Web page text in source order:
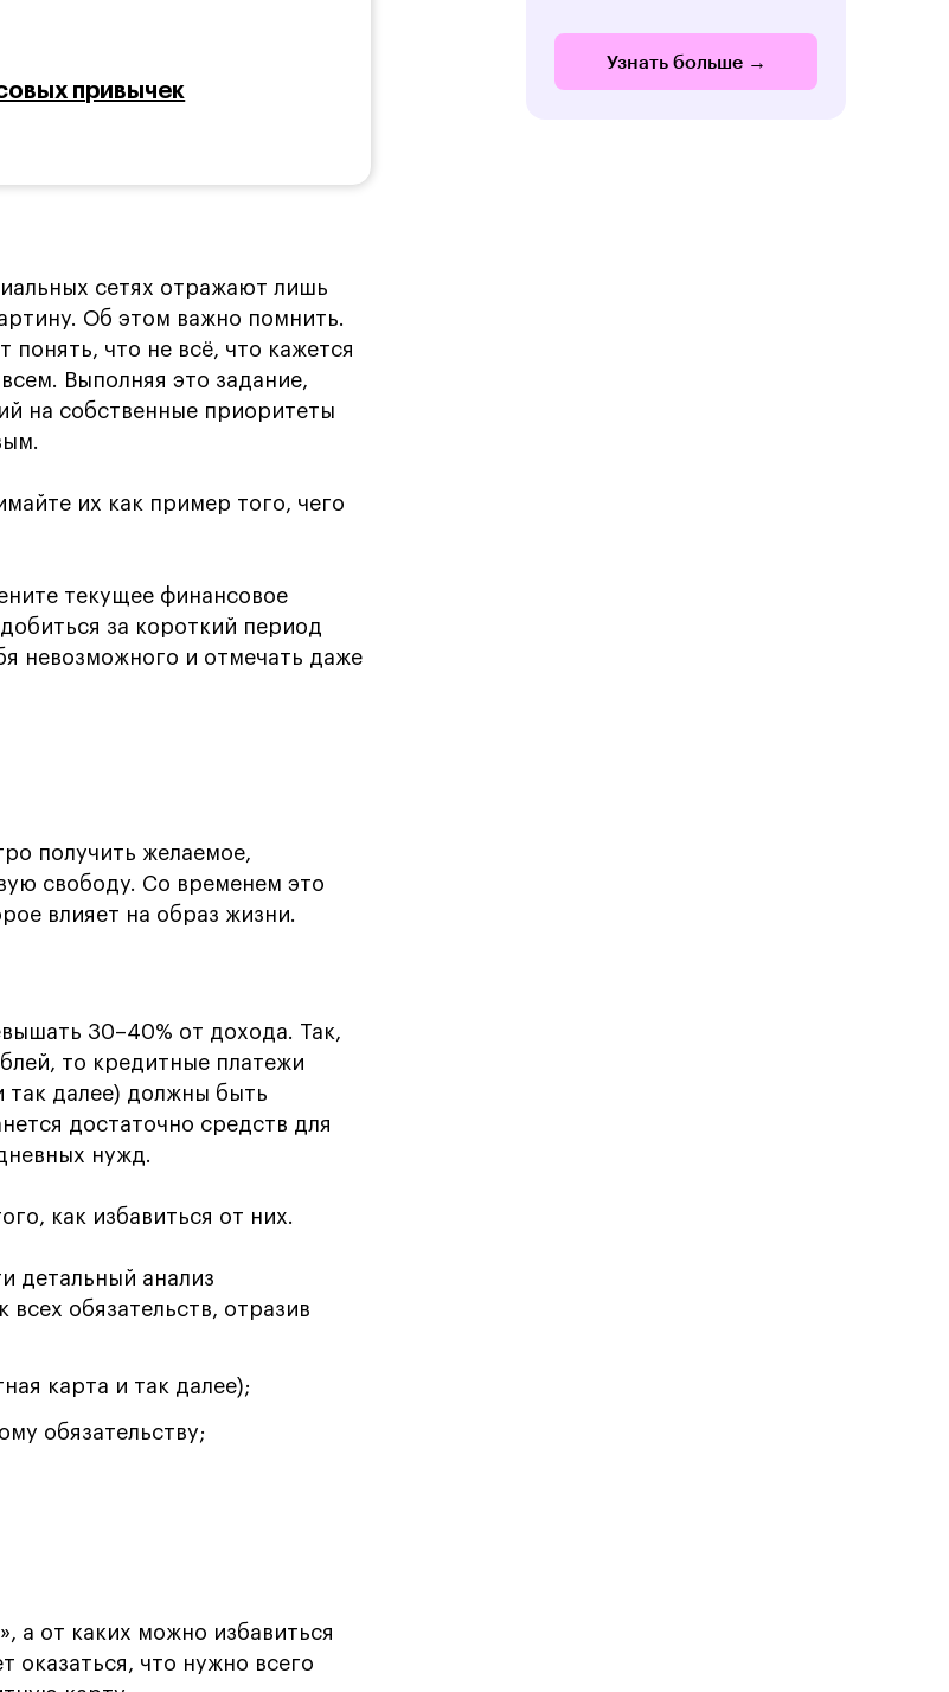
Узнать больше →
привычек
сетях отражают лишь
Об этом важно помнить.
что не всё, что кажется
Выполняя это задание,
на собственные приоритеты
их как пример того, чего
текущее финансовое
за короткий период
невозможного и отмечать даже
получить желаемое,
свободу. Со временем это
влияет на образ жизни.
30–40% от дохода. Так,
то кредитные платежи
так далее) должны быть
достаточно средств для
нужд.
как избавиться от них.
детальный анализ
обязательств, отразив
карта и так далее);
обязательству;
а от каких можно избавиться
оказаться, что нужно всего